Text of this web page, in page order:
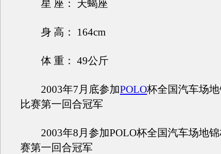
星 座： 天蝎座
身 高： 164cm
体 重： 49公斤
2003年7月底参加POLO杯全国汽车场
比赛第一回合冠军
2003年8月参加POLO杯全国汽车场地锦
赛第一回合冠军